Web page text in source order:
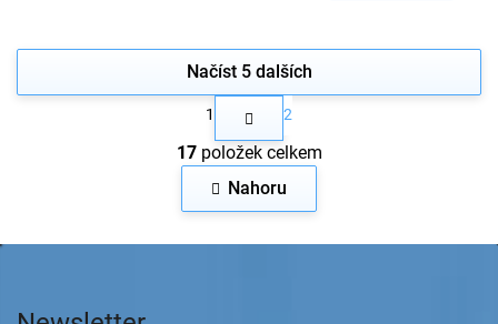
O
v
l
a
Načíst 5 dalších
S
t
r
á
n
k
o
1 2
17položek celkem
Nahoru
Z